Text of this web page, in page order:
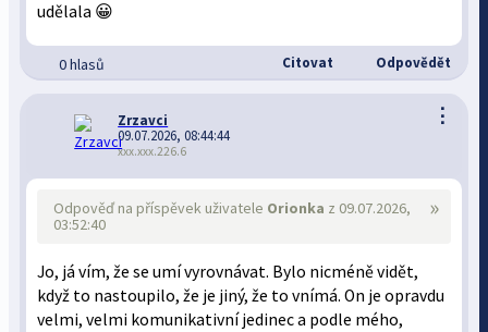
udělala 😀
0 hlasů Citovat Odpovědět
⋮
Zrzavci
09.07.2026, 08:44:44
xxx.xxx.226.6
»
Odpověď na příspěvek uživatele Orionka z 09.07.2026,
03:52:40
Jo, já vím, že se umí vyrovnávat. Bylo nicméně vidět,
když to nastoupilo, že je jiný, že to vnímá. On je opravdu
velmi, velmi komunikativní jedinec a podle mého,